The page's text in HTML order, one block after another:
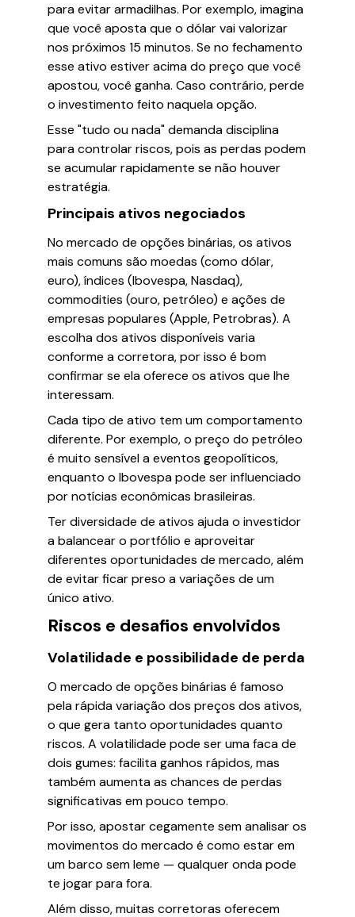
para evitar armadilhas. Por exemplo, imagina
que você aposta que o dólar vai valorizar
nos próximos 15 minutos. Se no fechamento
esse ativo estiver acima do preço que você
apostou, você ganha. Caso contrário, perde
o investimento feito naquela opção.
Esse "tudo ou nada" demanda disciplina
para controlar riscos, pois as perdas podem
se acumular rapidamente se não houver
estratégia.
Principais ativos negociados
No mercado de opções binárias, os ativos
mais comuns são moedas (como dólar,
euro), índices (Ibovespa, Nasdaq),
commodities (ouro, petróleo) e ações de
empresas populares (Apple, Petrobras). A
escolha dos ativos disponíveis varia
conforme a corretora, por isso é bom
confirmar se ela oferece os ativos que lhe
interessam.
Cada tipo de ativo tem um comportamento
diferente. Por exemplo, o preço do petróleo
é muito sensível a eventos geopolíticos,
enquanto o Ibovespa pode ser influenciado
por notícias econômicas brasileiras.
Ter diversidade de ativos ajuda o investidor
a balancear o portfólio e aproveitar
diferentes oportunidades de mercado, além
de evitar ficar preso a variações de um
único ativo.
Riscos e desafios envolvidos
Volatilidade e possibilidade de perda
O mercado de opções binárias é famoso
pela rápida variação dos preços dos ativos,
o que gera tanto oportunidades quanto
riscos. A volatilidade pode ser uma faca de
dois gumes: facilita ganhos rápidos, mas
também aumenta as chances de perdas
significativas em pouco tempo.
Por isso, apostar cegamente sem analisar os
movimentos do mercado é como estar em
um barco sem leme — qualquer onda pode
te jogar para fora.
Além disso, muitas corretoras oferecem